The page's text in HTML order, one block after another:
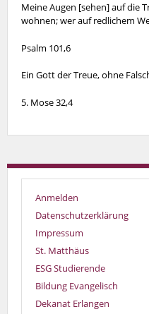
Meine Augen [sehen] auf die
wohnen; wer auf redlichem
Psalm 101,6
Ein Gott der Treue, ohne
5. Mose 32,4
Anmelden
Datenschutzerklärung
Impressum
St. Matthäus
ESG Studierende
Bildung Evangelisch
Dekanat Erlangen